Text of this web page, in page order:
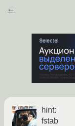
←
hint:
fstab